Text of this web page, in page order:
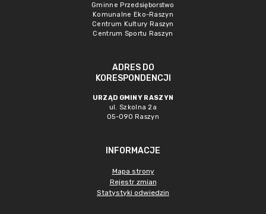
Gminne Przedsięborstwo
Komunalne Eko-Raszyn
Centrum Kultury Raszyn
Centrum Sportu Raszyn
ADRES DO
KORESPONDENCJI
URZĄD GMINY RASZYN
ul. Szkolna 2a
05-090 Raszyn
INFORMACJE
Mapa strony
Rejestr zmian
Statystyki odwiedzin